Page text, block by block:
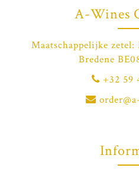
A-Wines
Maatschappelijke
Bredene
+32 59